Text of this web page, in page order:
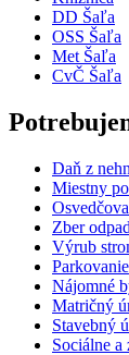
DD Šaľa
OSS Šaľa
Met Šaľa
CvČ Šaľa
Daň z
Miestny
Zber
Výrub
Parkovanie
Nájomné
Matričný
Stavebný
Sociálne a